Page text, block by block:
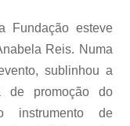
Fundação esteve
Reis. Numa
sublinhou a
de promoção do
instrumento de